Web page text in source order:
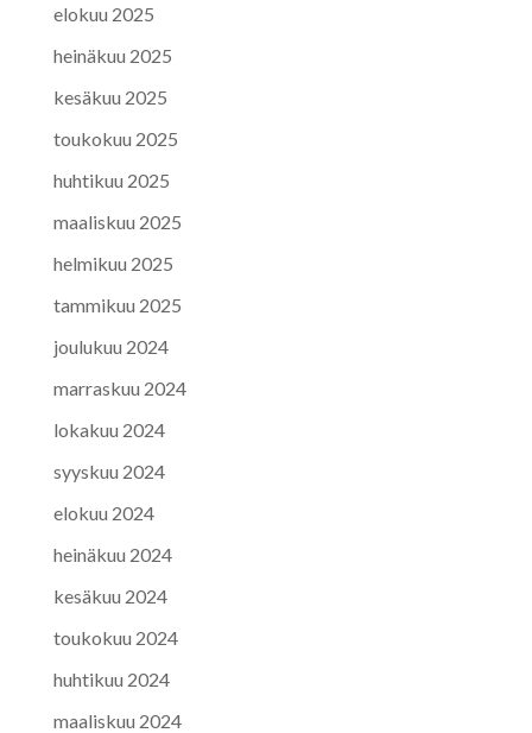
elokuu 2025
heinäkuu 2025
kesäkuu 2025
toukokuu 2025
huhtikuu 2025
maaliskuu 2025
helmikuu 2025
tammikuu 2025
joulukuu 2024
marraskuu 2024
lokakuu 2024
syyskuu 2024
elokuu 2024
heinäkuu 2024
kesäkuu 2024
toukokuu 2024
huhtikuu 2024
maaliskuu 2024